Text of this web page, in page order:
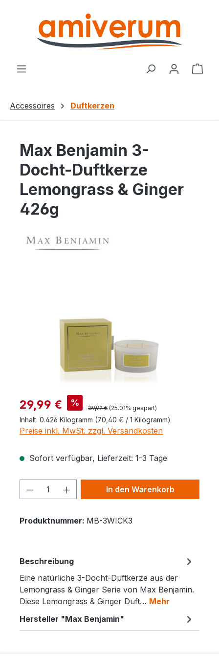
Zum Hauptinhalt springen
Accessoires Duftkerzen
Max Benjamin 3-
Docht-Duftkerze
Lemongrass & Ginger
426g
Verkaufspreis:
29,99 € % Regulärer Preis:
39,99 € (25.01% gespart)
Inhalt: 0.426 Kilogramm (70,40 € / 1 Kilogramm)
Preise inkl. MwSt. zzgl. Versandkosten
Sofort verfügbar, Lieferzeit: 1-3 Tage
Produkt Anzahl: Gib den
In den Warenkorb
Produktnummer: MB-3WICK3
Beschreibung
Eine natürliche 3-Docht-Duftkerze aus der
Lemongrass & Ginger Serie von Max Benjamin.
Diese Lemongrass & Ginger Duft… Mehr
Hersteller "Max Benjamin"